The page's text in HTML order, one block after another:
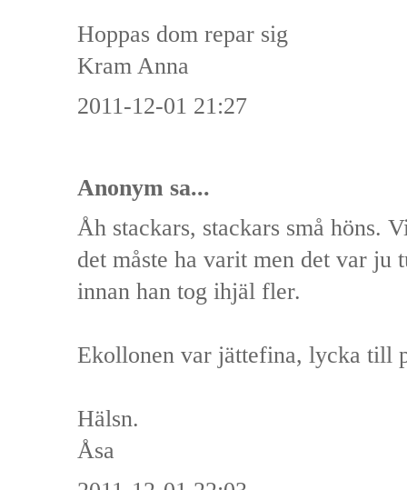
Hoppas dom repar sig
Kram Anna
2011-12-01 21:27
Anonym sa...
Åh stackars, stackars små höns.
det måste ha varit men det var ju
innan han tog ihjäl fler.
Ekollonen var jättefina, lycka till
Hälsn.
Åsa